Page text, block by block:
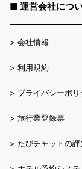
■ 運営会社につ
> 会社情報
> 利用規約
> プライバシーポリ
> 旅行業登録票
> たびチャットの評